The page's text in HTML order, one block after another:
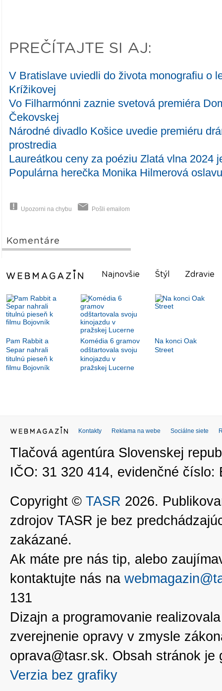
PREČÍTAJTE SI AJ:
V Bratislave uviedli do života monografiu o
Krížikovej
Vo Filharmónni zaznie svetová premiéra
Čekovskej
Národné divadlo Košice uvedie premiéru
prostredia
Laureátkou ceny za poéziu Zlatá vlna 2024
Populárna herečka Monika Hilmerová
Upozorni na chybu Pošli emailom
Komentáre
Najnovšie Štýl Zdravie
Pam Rabbit a
Separ nahrali
titulnú pieseň k
filmu Bojovník
Komédia 6 gramov
odštartovala svoju
kinojazdu v
pražskej Lucerne
Na konci Oak
Street
Kontakty Reklama na webe Sociálne siete
Tlačová agentúra Slovenskej
IČO: 31 320 414, evidenčné číslo:
Copyright © TASR 2026.
zdrojov TASR je bez
zakázané.
Ak máte pre nás tip, alebo
kontaktujte nás na
131
Dizajn a programovanie
zverejnenie opravy v zmysle
oprava@tasr.sk. Obsah stránok
Verzia bez grafiky